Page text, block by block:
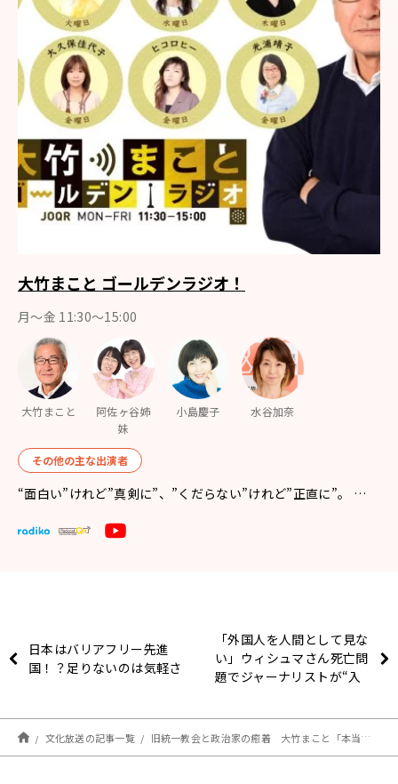
大竹まこと ゴールデンラジオ！
月〜金 11:30～15:00
大竹まこと
阿佐ヶ谷姉
妹
小島慶子 水谷加奈
その他の主な出演者
“面白い”けれど”真剣に”、”くだらない”けれど”正直に”。 …
日本はバリアフリー先進
国！？足りないのは気軽さ
「外国人を人間として見な
い」ウィシュマさん死亡問
題でジャーナリストが“入
文化放送の記事一覧 旧統一教会と政治家の癒着 大竹まこと「本当にあったのかどうか、ちゃんと詳らかにしてほしいよね」